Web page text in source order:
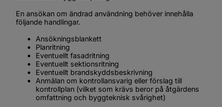
En ansökan om ändrad användning behöver innehålla
följande handlingar.
Ansökningsblankett
Planritning
Eventuellt fasadritning
Eventuellt sektionsritning
Eventuellt brandskyddsbeskrivning
Anmälan om kontrollansvarig eller förslag till
kontrollplan (vilket som krävs beror på åtgärdens
omfattning och byggteknisk svårighet)